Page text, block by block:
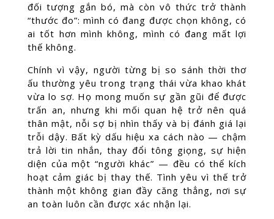
đối tượng gắn bó, mà còn vô thức trở thành
“thước đo”: mình có đang được chọn không, có
ai tốt hơn mình không, mình có đang mất lợi
thế không.
Chính vì vậy, người từng bị so sánh thời thơ
ấu thường yêu trong trạng thái vừa khao khát
vừa lo sợ. Họ mong muốn sự gần gũi để được
trấn an, nhưng khi mối quan hệ trở nên quá
thân mật, nỗi sợ bị nhìn thấy và bị đánh giá lại
trỗi dậy. Bất kỳ dấu hiệu xa cách nào — chậm
trả lời tin nhắn, thay đổi tông giọng, sự hiện
diện của một “người khác” — đều có thể kích
hoạt cảm giác bị thay thế. Tình yêu vì thế trở
thành một không gian đầy căng thẳng, nơi sự
an toàn luôn cần được xác nhận lại.